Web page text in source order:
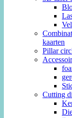
kaarten
Pillar
Cutting